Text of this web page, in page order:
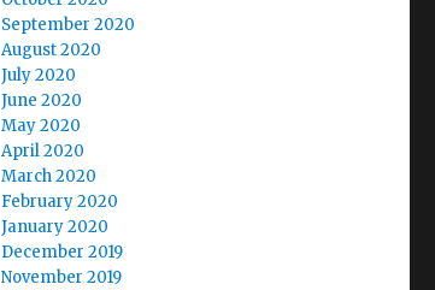
September 2020
August 2020
July 2020
June 2020
May 2020
April 2020
March 2020
February 2020
January 2020
December 2019
November 2019